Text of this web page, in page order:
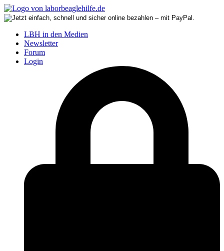
LBH in den Medien
Newsletter
Forum
Login